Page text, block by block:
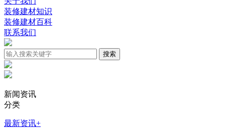
装修建材知识
装修建材百科
联系我们
新闻资讯
分类
最新资讯+